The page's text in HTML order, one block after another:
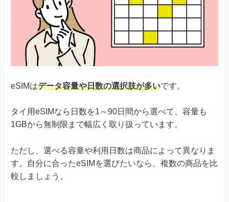
eSIMはデータ容量や日数の選択肢が多いです。
タイ用eSIMなら日数を1～90日間から選べて、容量も
1GBから無制限まで幅広く取り扱っています。
ただし、選べる容量や利用日数は商品によって異なりま
す。自分に合ったeSIMを選びたいなら、複数の商品を比
較しましょう。